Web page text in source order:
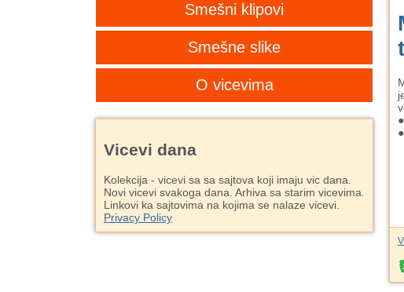
Smešni klipovi
Smešne slike
O vicevima
Vicevi dana
Kolekcija - vicevi sa sa sajtova koji imaju vic dana.
Novi vicevi svakoga dana. Arhiva sa starim vicevima.
Linkovi ka sajtovima na kojima se nalaze vicevi.
Privacy Policy